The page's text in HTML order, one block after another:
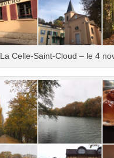
La Celle-Saint-Cloud – le 4